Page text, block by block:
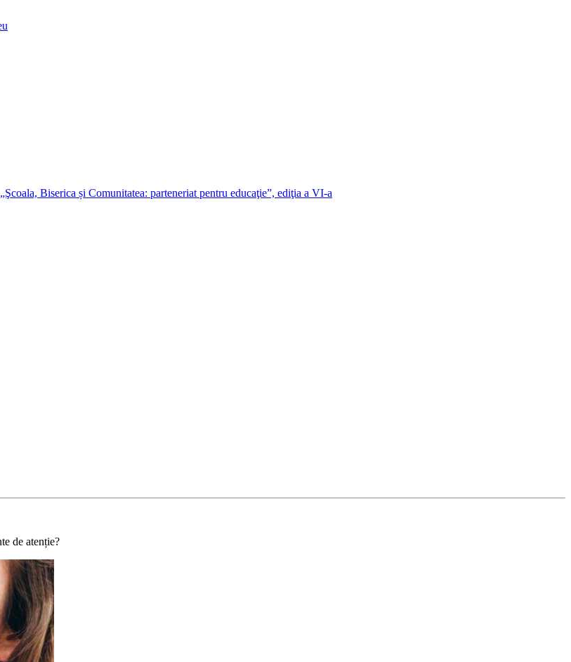
Biserica și Comunitatea: parteneriat pentru educaţie”, ediţia a VI-a
de atenție?